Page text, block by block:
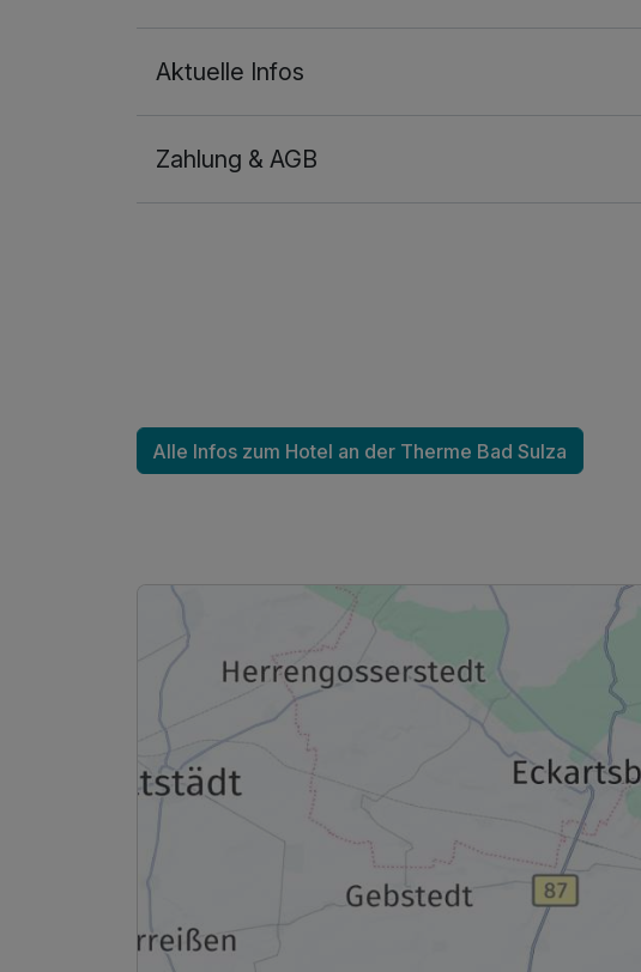
Doppelzimmer Superior
Ausstattung
Aktuelle Infos
Zahlung & AGB
Alle Infos zum Hotel an der Therme Bad Sulza